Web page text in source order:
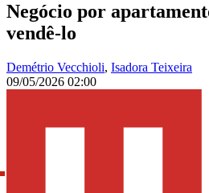
Negócio por
vendê-lo
Demétrio Vecchioli, Isadora Teixeira
09/05/2026 02:00